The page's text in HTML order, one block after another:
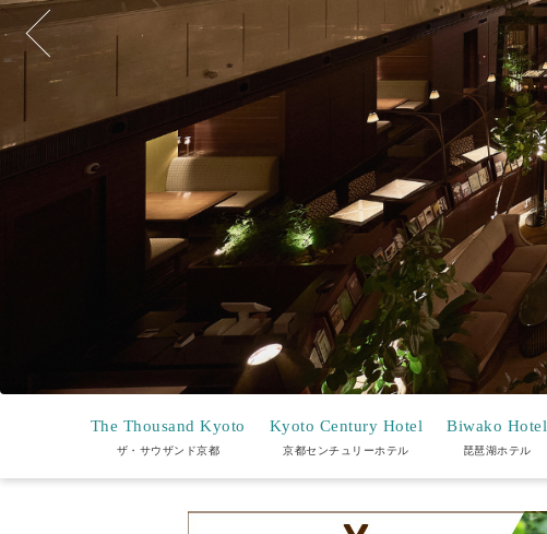
The Thousand Kyoto
ザ・サウザンド京都
Kyoto Century Hotel
京都センチュリーホテル
Biwako Hotel
琵琶湖ホテル